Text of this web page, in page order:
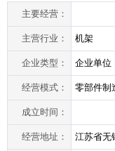
主要经营：
主营行业： 机架
企业类型： 企业单位
经营模式： 零部件制
成立时间：
经营地址： 江苏省无